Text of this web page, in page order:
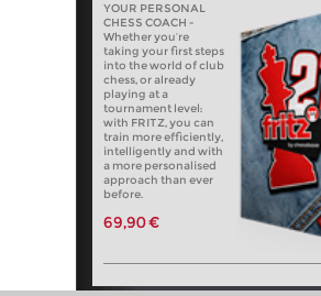
YOUR PERSONAL
CHESS COACH -
Whether you’re
taking your first steps
into the world of club
chess, or already
playing at a
tournament level:
with FRITZ, you can
train more efficiently,
intelligently and with
a more personalised
approach than ever
before.
69,90 €